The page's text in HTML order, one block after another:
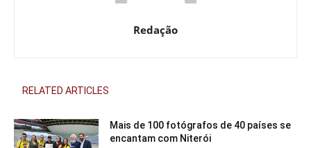
Redação
RELATED ARTICLES
Mais de 100 fotógrafos de 40 países se
encantam com Niterói